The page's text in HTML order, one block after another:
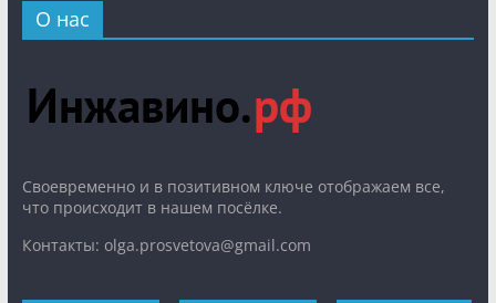
О нас
Cвоевременно и в позитивном ключе отображаем все,
что происходит в нашем посёлке.
Контакты: olga.prosvetova@gmail.com